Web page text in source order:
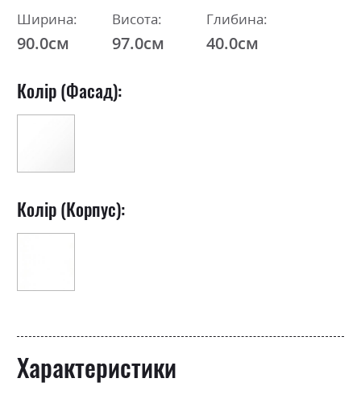
Ширина:
90.0см
Висота:
97.0см
Глибина:
40.0см
Колір (Фасад):
Колір (Корпус):
Характеристики